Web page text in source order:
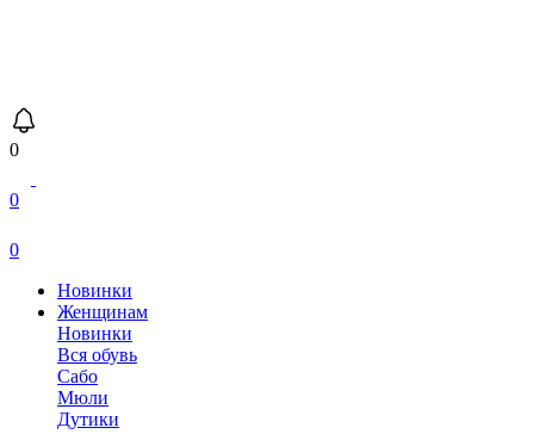
0
0
0
Новинки
Женщинам
Новинки
Вся обувь
Сабо
Мюли
Дутики